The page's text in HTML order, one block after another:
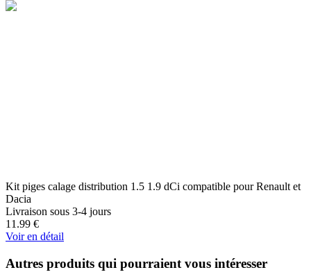
Kit piges calage distribution 1.5 1.9 dCi compatible pour Renault et
Dacia
Livraison sous 3-4 jours
11.99 €
Voir en détail
Autres produits qui pourraient vous intéresser